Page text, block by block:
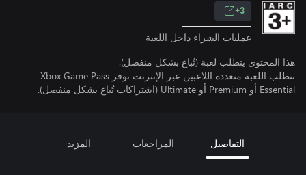
3+
عمليات الشراء داخل اللعبة
هذا المحتوى يتطلب لعبة (تُباع بشكل منفصل).
تتطلب اللعبة متعددة اللاعبين عبر الإنترنت توفر Xbox Game Pass
Essential أو Premium أو Ultimate (اشتراكات تُباع بشكل منفصل).
التفاصيل المراجعات المزيد